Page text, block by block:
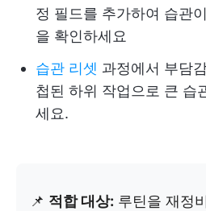
정 필드를 추가하여 습관
을 확인하세요
습관 리셋 과정에서 부담
첩된 하위 작업으로 큰 습
세요.
📌 적합 대상: 루틴을 재정